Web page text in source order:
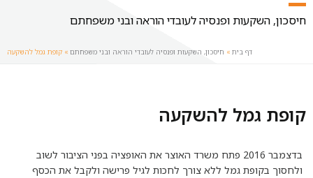
חיסכון, השקעות ופנסיה לעובדי הוראה ובני משפחתם
דף בית » חיסכון, השקעות ופנסיה לעובדי הוראה ובני משפחתם » קופת גמל להשקעה
קופת גמל להשקעה
בדצמבר 2016 פתח משרד האוצר את האופציה בפני הציבור לשוב
ולחסוך בקופת גמל ללא צורך לחכות לגיל פרישה ולקבל את הכסף